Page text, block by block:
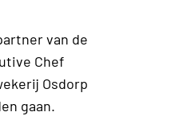
van de
Chef
Osdorp
gaan.